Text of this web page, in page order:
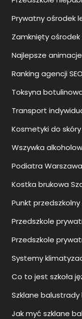
Prywatny ośrodek
Zamknięty
Najlepsze
Ranking agencji
Toksyna
Transport
Kosmetyki do
Wszywka
Podiatra Warszawa
Kostka brukowa
Punkt przedszkolny
Przedszkole
Przedszkole
Systemy
Co to jest szkoła
Szklane
Jak myć szklane